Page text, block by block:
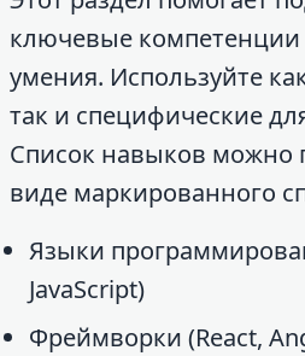
ключевые компетенции
умения. Используйте
так и специфические
Список навыков можно
виде маркированного
Языки
JavaScript)
Фреймворки (React,